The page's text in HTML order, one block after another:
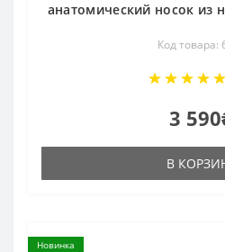
анатомический носок из
Код товара:
3
В
Новинка